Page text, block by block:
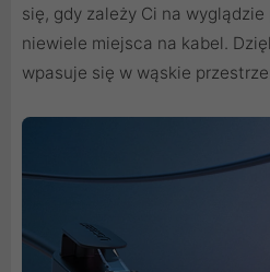
się, gdy zależy Ci na
niewiele miejsca na kabel.
wpasuje się w wąskie